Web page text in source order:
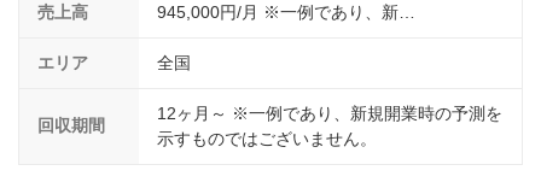
売上高 945,000円/月 ※一例であり、新…
エリア 全国
回収期間
12ヶ月～ ※一例であり、新規開業時の予測を
示すものではございません。